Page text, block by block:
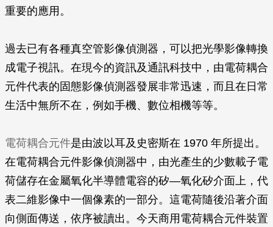
重要的應用。
過去已有各種真空管影像偵測器，可以把光學影像轉換
成電子視訊。在現今的資訊及通訊科技中，由電荷耦合
元件代表的固態影像偵測器發展非常迅速，而且在日常
生活中無所不在，例如手機、數位相機等等。
電荷耦合元件是由波以耳及史密斯在 1970 年所提出。
在電荷耦合元件影像偵測器中，由光產生的少數載子電
荷儲存在金屬氧化半導體電容的矽—氧化矽介面上，代
表二維影像中一個像素的一部分。這電荷隨後沿著介面
向側面傳送，依序被讀出。今天商用電荷耦合元件裝置